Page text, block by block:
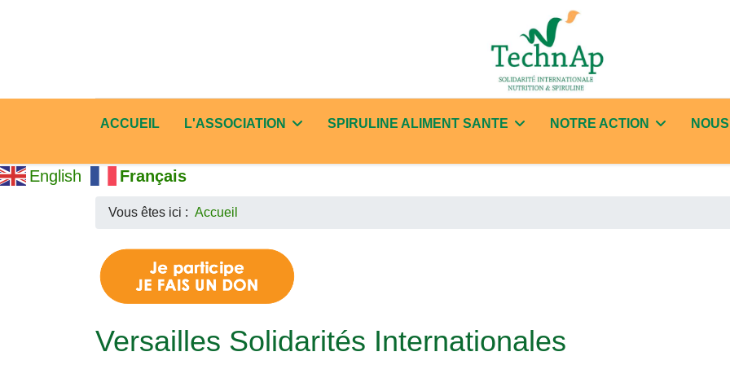
ACCUEIL L'ASSOCIATION SPIRULINE ALIMENT SANTE NOTRE ACTION
English Français
Vous êtes ici : Accueil
Versailles Solidarités Internationales